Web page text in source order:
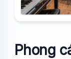
Phong